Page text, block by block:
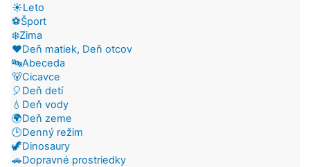
☀️Leto
⚽Šport
❄️Zima
❤️Deň matiek, Deň otcov
🔤Abeceda
🐻Cicavce
🎈Deň detí
💧Deň vody
🌍Deň zeme
🕒Denný režim
🦖Dinosaury
🚗Dopravné prostriedky